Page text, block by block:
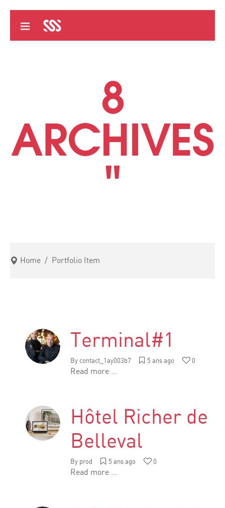
8
ARCHIVES
"
Home / Portfolio Item
Terminal#1
By contact_1ay003b7 5 ans ago 0
Read more ...
Hôtel Richer de
Belleval
By prod 5 ans ago 0
Read more ...